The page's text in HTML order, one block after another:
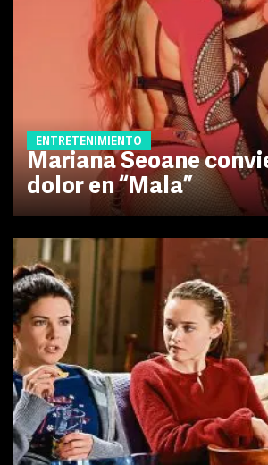
ENTRETENIMIENTO
Mariana Seoane
dolor en “Mala”